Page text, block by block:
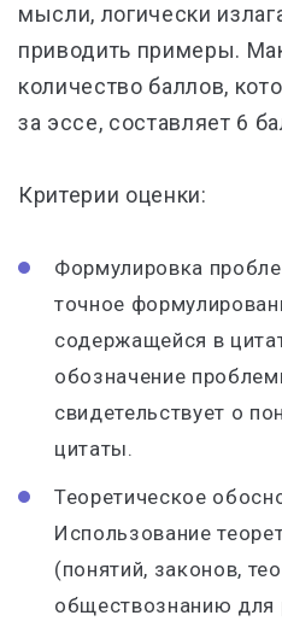
мысли, логически
приводить примеры.
количество баллов,
за эссе, составляет 6
Критерии оценки:
Формулировка
точное
содержащейся в
обозначение
свидетельствует о
цитаты.
Теоретическое
Использование
(понятий, законов,
обществознанию для